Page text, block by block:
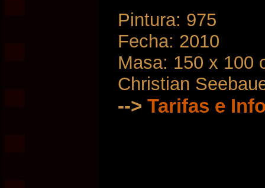
Pintura: 975
Fecha: 2010
Masa: 150 x 100
Christian
--> Tarifas e